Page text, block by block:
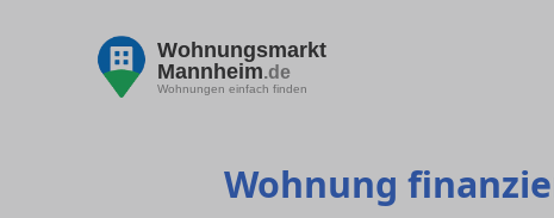
Wohnungsmarkt
Mannheim.de
Wohnungen einfach finden
Wohnung